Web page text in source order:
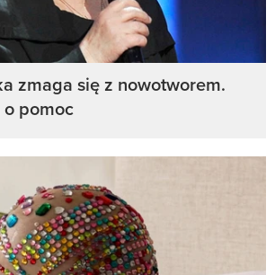
zmaga się z nowotworem.
pomoc